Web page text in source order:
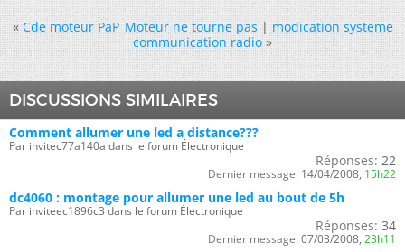
« Cde moteur PaP_Moteur ne tourne pas|modication systeme
communication radio »
DISCUSSIONS SIMILAIRES
Comment allumer une led a distance???
Par invitec77a140a dans le forum Électronique
Réponses: 22
Dernier message: 14/04/2008, 15h22
dc4060 : montage pour allumer une led au bout de 5h
Par inviteec1896c3 dans le forum Électronique
Réponses: 34
Dernier message: 07/03/2008, 23h11